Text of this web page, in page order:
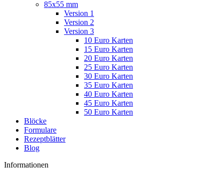
85x55 mm
Version 1
Version 2
Version 3
10 Euro Karten
15 Euro Karten
20 Euro Karten
25 Euro Karten
30 Euro Karten
35 Euro Karten
40 Euro Karten
45 Euro Karten
50 Euro Karten
Blöcke
Formulare
Rezeptblätter
Blog
Informationen